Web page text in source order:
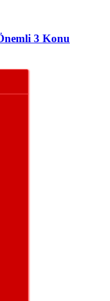
3 Konu